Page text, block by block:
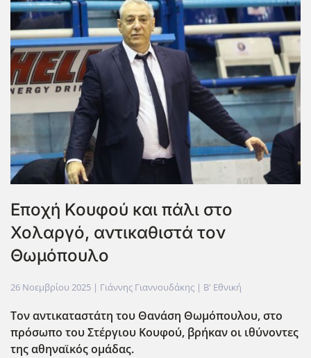
Εποχή Κουφού και πάλι στο
Χολαργό, αντικαθιστά τον
Θωμόπουλο
26 Νοεμβρίου 2025 | Γιάννης Γιαννουδάκης | Β' Εθνική
Τον αντικαταστάτη του Θανάση Θωμόπουλου, στο
πρόσωπο του Στέργιου Κουφού, βρήκαν οι ιθύνοντες
της αθηναϊκός ομάδας.